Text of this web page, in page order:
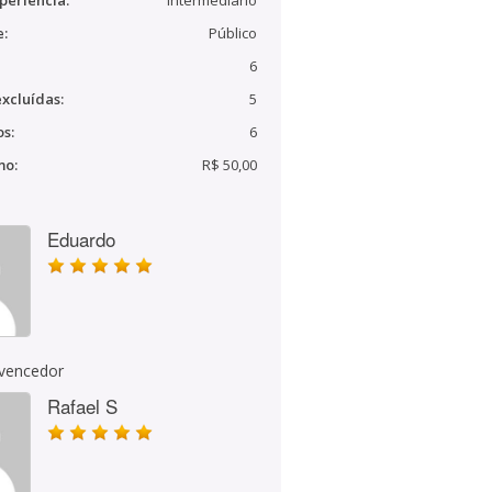
Público
6
5
6
R$ 50,00
Eduardo
Rafael S